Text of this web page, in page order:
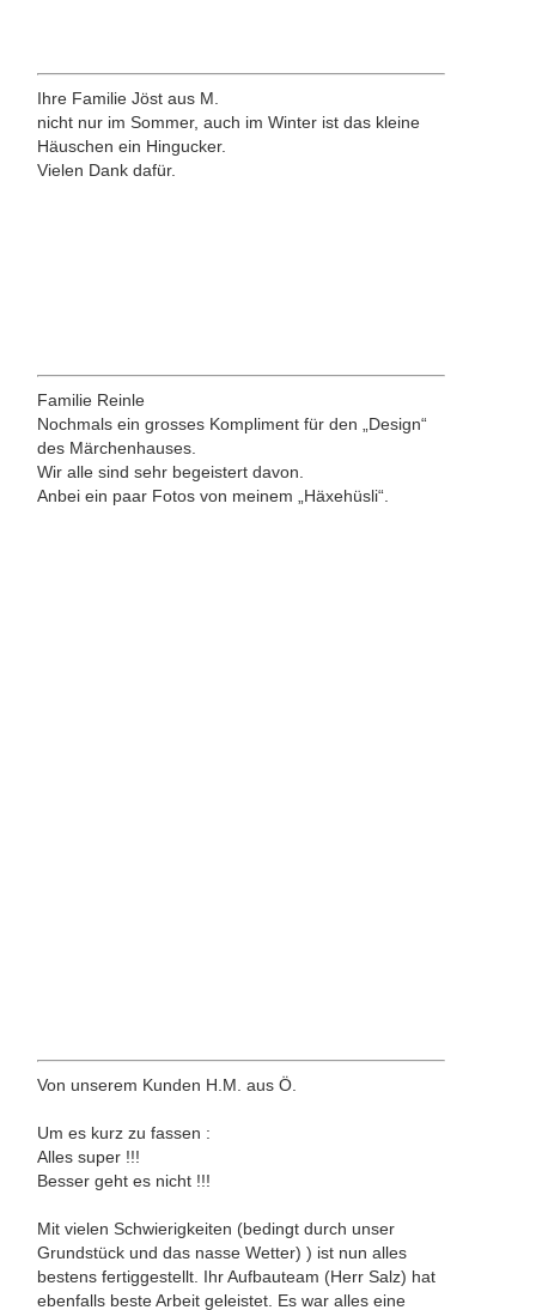
Ihre Familie Jöst aus M.
nicht nur im Sommer, auch im Winter ist das kleine
Häuschen ein Hingucker.
Vielen Dank dafür.
Familie Reinle
Nochmals ein grosses Kompliment für den „Design“
des Märchenhauses.
Wir alle sind sehr begeistert davon.
Anbei ein paar Fotos von meinem „Häxehüsli“.
Von unserem Kunden H.M. aus Ö.
Um es kurz zu fassen :
Alles super !!!
Besser geht es nicht !!!
Mit vielen Schwierigkeiten (bedingt durch unser
Grundstück und das nasse Wetter) ) ist nun alles
bestens fertiggestellt. Ihr Aufbauteam (Herr Salz) hat
ebenfalls beste Arbeit geleistet. Es war alles eine